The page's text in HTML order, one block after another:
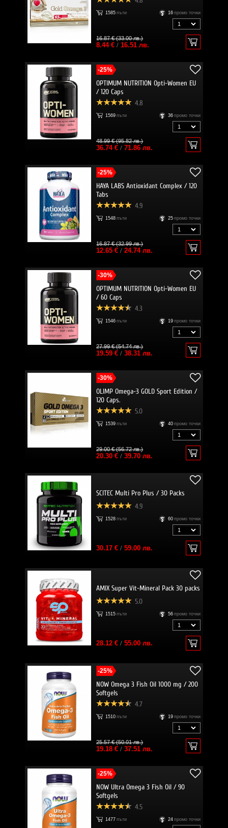
1585 пъти 16 промо точки
16.87 € (33.00 лв.)
8.44 €/ 16.51 лв.
-25%
OPTIMUM NUTRITION Opti-Women EU
/ 120 Caps
4.8
1569 пъти 36 промо точки
48.99 € (95.82 лв.)
36.74 €/ 71.86 лв.
-25%
HAYA LABS Antioxidant Complex / 120
Tabs
4.9
1548 пъти 25 промо точки
16.87 € (32.99 лв.)
12.65 €/ 24.74 лв.
-30%
OPTIMUM NUTRITION Opti-Women EU
/ 60 Caps
4.3
1546 пъти 19 промо точки
27.99 € (54.74 лв.)
19.59 €/ 38.31 лв.
-30%
OLIMP Omega-3 GOLD Sport Edition /
120 Caps.
5.0
1539 пъти 40 промо точки
29.00 € (56.72 лв.)
20.30 €/ 39.70 лв.
SCITEC Multi Pro Plus / 30 Packs
4.9
1528 пъти 60 промо точки
30.17 €/ 59.00 лв.
AMIX Super Vit-Mineral Pack 30 packs
5.0
1515 пъти 56 промо точки
28.12 €/ 55.00 лв.
-25%
NOW Omega 3 Fish Oil 1000 mg / 200
Softgels
4.7
1510 пъти 19 промо точки
25.57 € (50.01 лв.)
19.18 €/ 37.51 лв.
-25%
NOW Ultra Omega 3 Fish Oil / 90
Softgels
4.5
1477 пъти 24 промо точки